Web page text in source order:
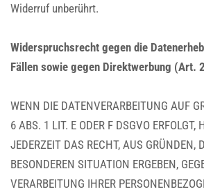
Widerruf unberührt.
Widerspruchsrecht gegen die
Fällen sowie gegen Direktwerbung (Art.
WENN DIE DATENVERARBEITUNG AUF
6 ABS. 1 LIT. E ODER F DSGVO ERFOLGT,
JEDERZEIT DAS RECHT, AUS GRÜNDEN,
BESONDEREN SITUATION ERGEBEN,
VERARBEITUNG IHRER